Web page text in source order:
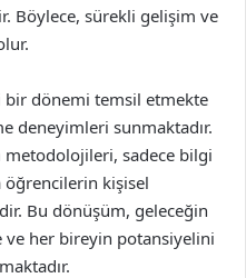
Böylece, sürekli gelişim ve
dönemi temsil etmekte
deneyimleri sunmaktadır.
sadece bilgi
öğrencilerin kişisel
Bu dönüşüm, geleceğin
her bireyin potansiyelini